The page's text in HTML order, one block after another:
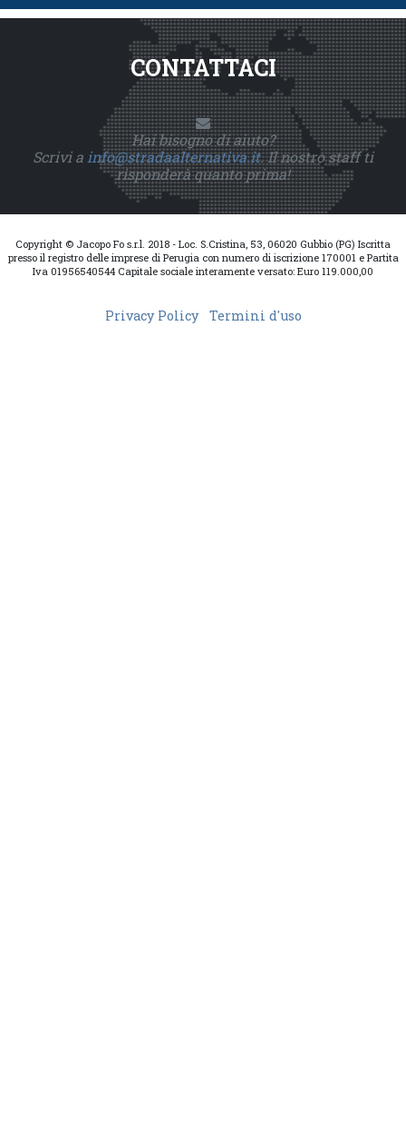
CONTATTACI
Hai bisogno di aiuto?
Scrivi ainfo@stradaalternativa.it. Il nostro staff ti
risponderà quanto prima!
Copyright © Jacopo Fo s.r.l. 2018 - Loc. S.Cristina, 53, 06020 Gubbio (PG) Iscritta
presso il registro delle imprese di Perugia con numero di iscrizione 170001 e Partita
Iva 01956540544 Capitale sociale interamente versato: Euro 119.000,00
Privacy Policy Termini d'uso